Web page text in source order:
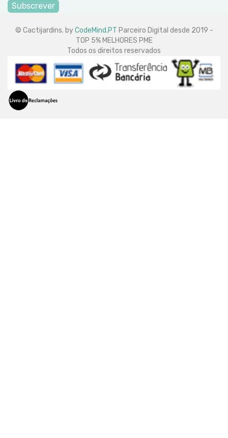
Subscrever
© Cactijardins. byCodeMind.PT Parceiro Digital desde 2019 -
TOP 5% MELHORES PME
Todos os direitos reservados